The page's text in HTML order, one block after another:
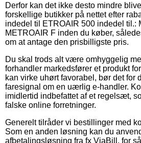
Derfor kan det ikke desto mindre
forskellige butikker på nettet efter
indedel til ETROAIR 500 indedel til.:
METROAIR F inden du køber,
om at antage den prisbilligste pris.
Du skal trods alt være omhyggelig
forhandler markedsfører et produkt
kan virke uhørt favorabel, bør det for
faresignal om en uærlig e-handler.
imidlertid indbefattet af et regelsæt,
falske online forretninger.
Generelt tilråder vi bestillinger med
Som en anden løsning kan du
afbetalingsløsning fra fx ViaBill, for